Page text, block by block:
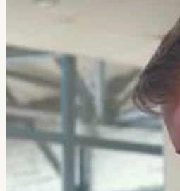
← Все кейсыVeretennikov Studio